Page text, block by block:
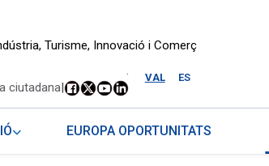
Turisme, Innovació i Comerç
VAL ES
.
ciutadana|
EUROPA OPORTUNITATS